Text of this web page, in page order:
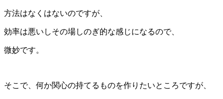
方法はなくはないのですが、
効率は悪いしその場しのぎ的な感じになるので、
微妙です。
そこで、何か関心の持てるものを作りたいところですが、